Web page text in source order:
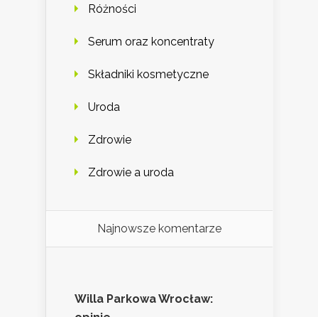
Różności
Serum oraz koncentraty
Składniki kosmetyczne
Uroda
Zdrowie
Zdrowie a uroda
Najnowsze komentarze
Willa Parkowa Wrocław: